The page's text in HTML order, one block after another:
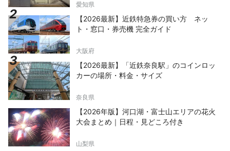
愛知県
【2026最新】近鉄特急券の買い方 ネッ
ト・窓口・券売機 完全ガイド
大阪府
【2026最新】「近鉄奈良駅」のコインロッ
カーの場所・料金・サイズ
奈良県
【2026年版】河口湖・富士山エリアの花火
大会まとめ｜日程・見どころ付き
山梨県